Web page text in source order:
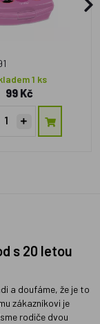
1 ks
99 Kč
s 20 letou
a doufáme, že je to
zákazníkovi je
rodiče dvou